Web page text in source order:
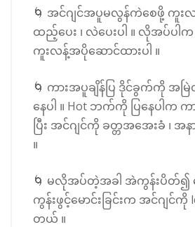
🌀 အင်ဂျင်အပူမလွန်ကဲစေဖို့ ကူးလ
ထည့်ပေး ၊ လဲပေးပါ ။ လိုအပ်ပါ
ကူးလန့်အပိုဆောင်ထားပါ ။
🌀 ကားအပူချိန်ပြ ဒိုင်ခွက်ကို အမ
နေပါ ။ Hot ဘက်ကို ပြနေပါက က
ပြီး အင်ဂျင်ကို ခတ္တအအေးခံ ၊ အ
။
🌀 မလိုအပ်တဲ့အခါ အဲကွန်းပိတ်၍ မ
ကွန်းဖွင့်မောင်းခြင်းက အင်ဂျင်ကို
တယ် ။